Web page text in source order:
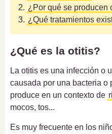
2. ¿Por qué se producen
3. ¿Qué tratamientos
¿Qué es la otitis?
La otitis es una infección o
causada por una bacteria o
produce en un contexto de
mocos, tos...
Es muy frecuente en los